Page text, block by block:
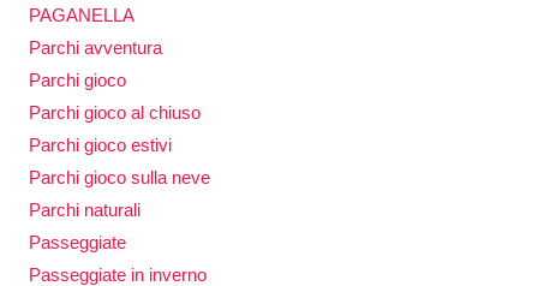
PAGANELLA
Parchi avventura
Parchi gioco
Parchi gioco al chiuso
Parchi gioco estivi
Parchi gioco sulla neve
Parchi naturali
Passeggiate
Passeggiate in inverno